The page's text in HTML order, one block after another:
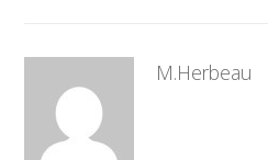
M.Herbeau